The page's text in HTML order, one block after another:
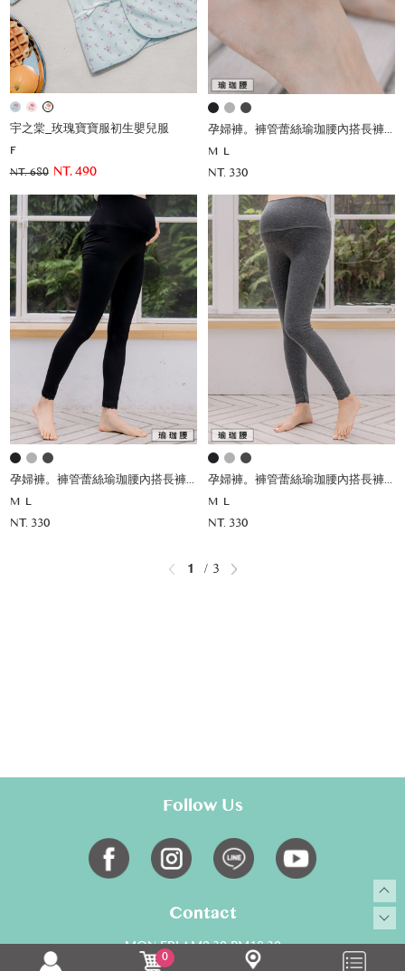
宇之棠_玫瑰寶寶服初生嬰兒服
F
NT. 680 NT. 490
孕婦褲。褲管蕾絲瑜珈腰內搭長褲(薄)
M L
NT. 330
孕婦褲。褲管蕾絲瑜珈腰內搭長褲(薄)
M L
NT. 330
孕婦褲。褲管蕾絲瑜珈腰內搭長褲(薄)
M L
NT. 330
1 3
Follow Us
Contact
MON-FRI AM9:30-PM18:30
0